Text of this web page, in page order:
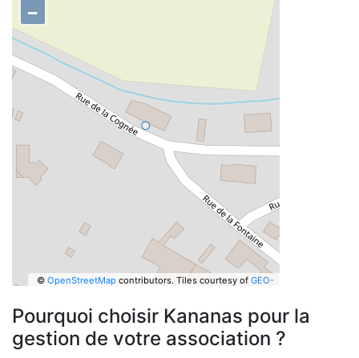
−
© OpenStreetMapcontributors. Tiles courtesy of GEO-
Pourquoi choisir Kananas pour la
gestion de votre association ?